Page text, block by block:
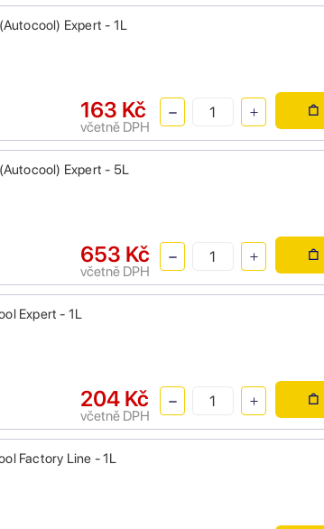
Expert - 1L
163 Kč
včetně DPH
Expert - 5L
653 Kč
včetně DPH
Expert - 1L
204 Kč
včetně DPH
Factory Line - 1L